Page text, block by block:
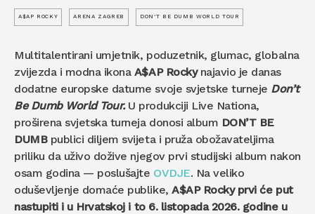
A$AP ROCKY ARENA ZAGREB DON’T BE DUMB WORLD TOUR
Multitalentirani umjetnik, poduzetnik, glumac, globalna
zvijezda i modna ikona A$AP Rockynajavio je danas
dodatne europske datume svoje svjetske turneje Don’t
Be Dumb World Tour.U produkciji Live Nationa,
proširena svjetska turneja donosi album DON’T BE
DUMBpublici diljem svijeta i pruža obožavateljima
priliku da uživo dožive njegov prvi studijski album nakon
osam godina — poslušajte OVDJE. Na veliko
oduševljenje domaće publike,A$AP Rocky prvi će put
nastupiti i u Hrvatskoj i to 6. listopada 2026. godine u